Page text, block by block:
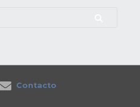
Contacto